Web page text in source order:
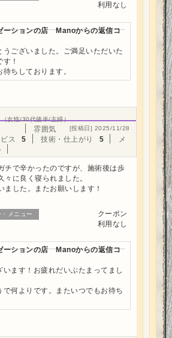
利用なし
ーションの店 Manoからの返信コ
うございました。ご満足いただいた
！
ちしております。
（女性/30代後半/主婦）
[投稿日] 2025/11/28
雰囲気
ス 5 技術・仕上がり 5
メ
チで辛かったのですが、施術後は歩
々に良く寝られました。
ました。またお願いします！
メニュー
クーポン
利用なし
ーションの店 Manoからの返信コ
います！お疲れだいぶたまってまし
で何よりです。またいつでもお待ち